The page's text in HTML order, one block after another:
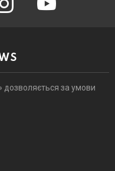
дозволяється за умови